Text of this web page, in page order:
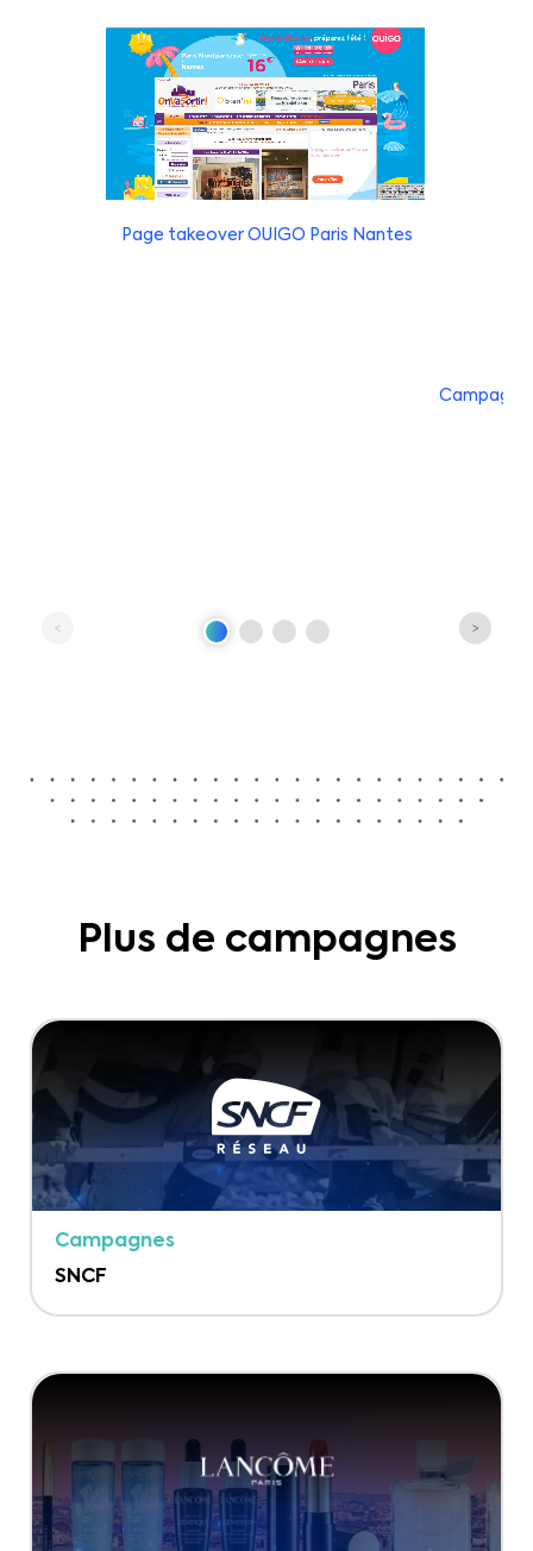
Page takeover OUIGO Paris Nantes
Plus de campagnes
Campagnes
SNCF